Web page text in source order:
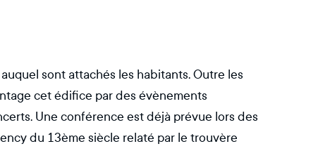
sont attachés les habitants. Outre les
cet édifice par des évènements
Une conférence est déjà prévue lors des
du 13ème siècle relaté par le trouvère